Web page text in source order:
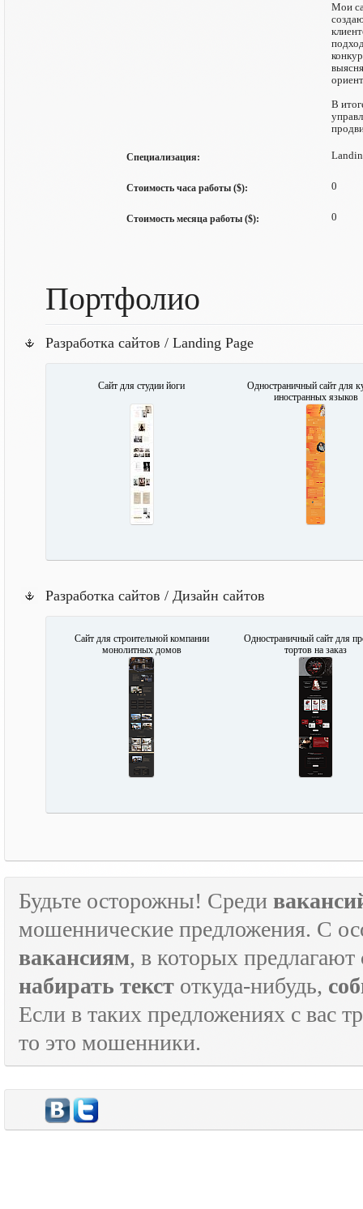
Мои
В
Специализация:
Стоимость часа работы ($): 0
Стоимость месяца работы ($): 0
Портфолио
Разработка сайтов / Landing Page
Сайт для студии йоги
Одностраничный сайт для
иностранных языков
Разработка сайтов / Дизайн сайтов
Сайт для строительной компании
монолитных домов
Одностраничный сайт для
тортов на заказ
Будьте осторожны! Среди
мошеннические предложения. С
вакансиям, в которых предлагают
набирать текст откуда-нибудь,
Если в таких предложениях с вас
то это мошенники.